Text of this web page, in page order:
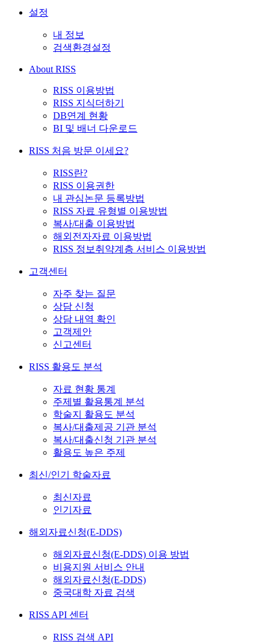
설정
내 정보
검색환경설정
About RISS
RISS 이용방법
RISS 지식더하기
DB연계 현황
BI 및 배너 다운로드
RISS 처음 방문 이세요?
RISS란?
RISS 이용권한
내 관심논문 등록방법
RISS 자료 유형별 이용방법
복사/대출 이용방법
해외전자자료 이용방법
RISS 정보취약계층 서비스 이용방법
고객센터
자주 찾는 질문
상담 신청
상담 내역 확인
고객제안
신고센터
RISS 활용도 분석
자료 현황 통계
주제별 활용통계 분석
학술지 활용도 분석
복사/대출제공 기관 분석
복사/대출신청 기관 분석
활용도 높은 주제
최신/인기 학술자료
최신자료
인기자료
해외자료신청(E-DDS)
해외자료신청(E-DDS) 이용 방법
비용지원 서비스 안내
해외자료신청(E-DDS)
중국대학 자료 검색
RISS API 센터
RISS 검색 API